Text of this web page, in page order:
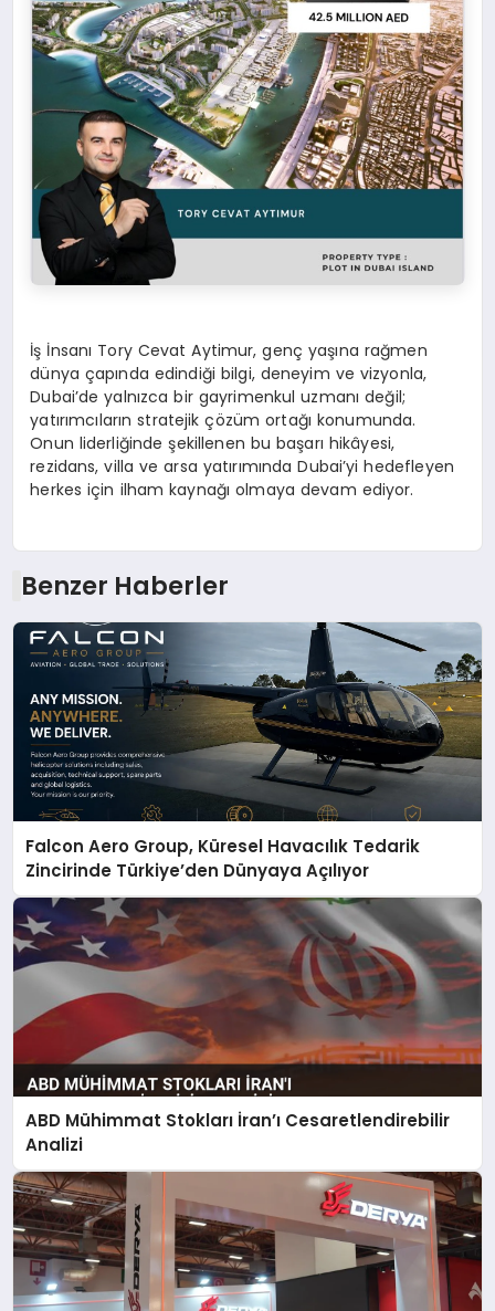
İş İnsanı Tory Cevat Aytimur, genç yaşına rağmen
dünya çapında edindiği bilgi, deneyim ve vizyonla,
Dubai’de yalnızca bir gayrimenkul uzmanı değil;
yatırımcıların stratejik çözüm ortağı konumunda.
Onun liderliğinde şekillenen bu başarı hikâyesi,
rezidans, villa ve arsa yatırımında Dubai’yi hedefleyen
herkes için ilham kaynağı olmaya devam ediyor.
Benzer Haberler
Falcon Aero Group, Küresel Havacılık Tedarik
Zincirinde Türkiye’den Dünyaya Açılıyor
ABD Mühimmat Stokları İran’ı Cesaretlendirebilir
Analizi